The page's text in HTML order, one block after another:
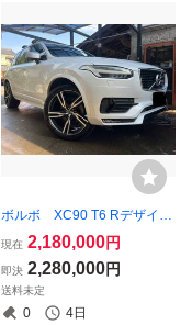
ボルボ XC90 T6 Rデザイ
ン AWD ガソリン SR 黒
レザー 鈑金塗装無し車輌
絶好調 スペアキー 車検R
10年3月 即乗り車
現在 2,180,000円
即決 2,280,000円
送料未定
0 4日